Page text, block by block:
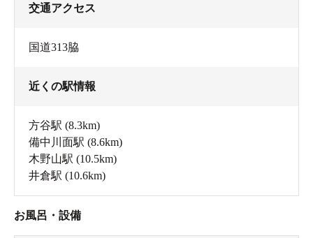
交通アクセス
国道313脇
近くの駅情報
方谷駅 (8.3km)
備中川面駅 (8.6km)
木野山駅 (10.5km)
井倉駅 (10.6km)
お風呂・設備